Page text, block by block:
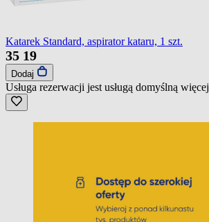
Katarek Standard, aspirator kataru, 1 szt.
35 19
Dodaj
Usługa rezerwacji jest usługą domyślną więcej